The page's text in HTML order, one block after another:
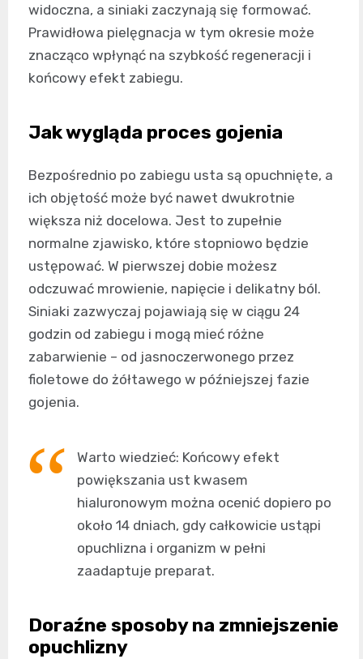
widoczna, a siniaki zaczynają się formować.
Prawidłowa pielęgnacja w tym okresie może
znacząco wpłynąć na szybkość regeneracji i
końcowy efekt zabiegu.
Jak wygląda proces gojenia
Bezpośrednio po zabiegu usta są opuchnięte, a
ich objętość może być nawet dwukrotnie
większa niż docelowa. Jest to zupełnie
normalne zjawisko, które stopniowo będzie
ustępować. W pierwszej dobie możesz
odczuwać mrowienie, napięcie i delikatny ból.
Siniaki zazwyczaj pojawiają się w ciągu 24
godzin od zabiegu i mogą mieć różne
zabarwienie – od jasnoczerwonego przez
fioletowe do żółtawego w późniejszej fazie
gojenia.
Warto wiedzieć: Końcowy efekt
powiększania ust kwasem
hialuronowym można ocenić dopiero po
około 14 dniach, gdy całkowicie ustąpi
opuchlizna i organizm w pełni
zaadaptuje preparat.
Doraźne sposoby na zmniejszenie
opuchlizny